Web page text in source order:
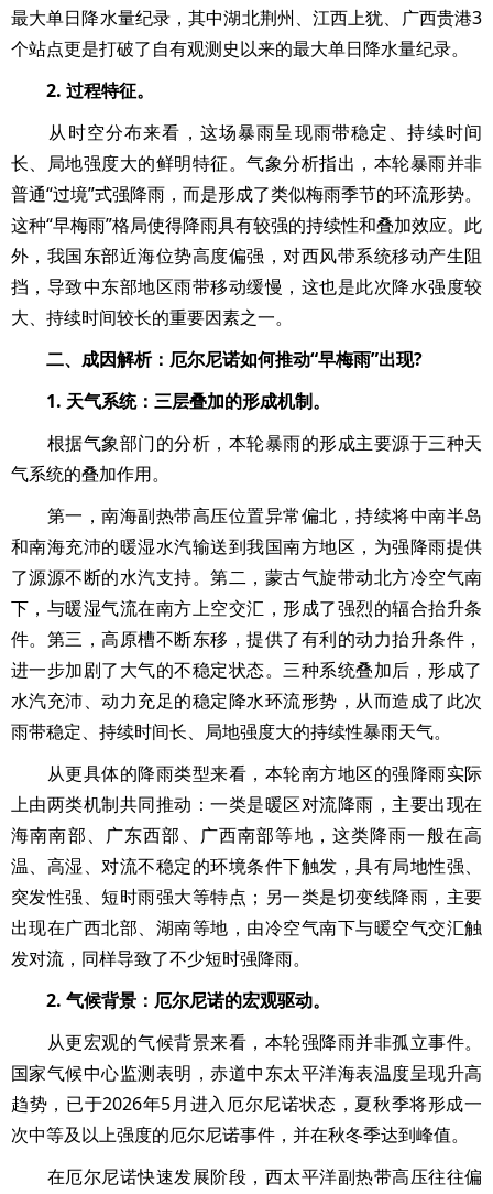
最大单日降水量纪录，其中湖北荆州、江西上犹、广西贵港3
个站点更是打破了自有观测史以来的最大单日降水量纪录。
2. 过程特征。
从时空分布来看，这场暴雨呈现雨带稳定、持续时间
长、局地强度大的鲜明特征。气象分析指出，本轮暴雨并非
普通“过境”式强降雨，而是形成了类似梅雨季节的环流形势。
这种“早梅雨”格局使得降雨具有较强的持续性和叠加效应。此
外，我国东部近海位势高度偏强，对西风带系统移动产生阻
挡，导致中东部地区雨带移动缓慢，这也是此次降水强度较
大、持续时间较长的重要因素之一。
二、成因解析：厄尔尼诺如何推动“早梅雨”出现?
1. 天气系统：三层叠加的形成机制。
根据气象部门的分析，本轮暴雨的形成主要源于三种天
气系统的叠加作用。
第一，南海副热带高压位置异常偏北，持续将中南半岛
和南海充沛的暖湿水汽输送到我国南方地区，为强降雨提供
了源源不断的水汽支持。第二，蒙古气旋带动北方冷空气南
下，与暖湿气流在南方上空交汇，形成了强烈的辐合抬升条
件。第三，高原槽不断东移，提供了有利的动力抬升条件，
进一步加剧了大气的不稳定状态。三种系统叠加后，形成了
水汽充沛、动力充足的稳定降水环流形势，从而造成了此次
雨带稳定、持续时间长、局地强度大的持续性暴雨天气。
从更具体的降雨类型来看，本轮南方地区的强降雨实际
上由两类机制共同推动：一类是暖区对流降雨，主要出现在
海南南部、广东西部、广西南部等地，这类降雨一般在高
温、高湿、对流不稳定的环境条件下触发，具有局地性强、
突发性强、短时雨强大等特点；另一类是切变线降雨，主要
出现在广西北部、湖南等地，由冷空气南下与暖空气交汇触
发对流，同样导致了不少短时强降雨。
2. 气候背景：厄尔尼诺的宏观驱动。
从更宏观的气候背景来看，本轮强降雨并非孤立事件。
国家气候中心监测表明，赤道中东太平洋海表温度呈现升高
趋势，已于2026年5月进入厄尔尼诺状态，夏秋季将形成一
次中等及以上强度的厄尔尼诺事件，并在秋冬季达到峰值。
在厄尔尼诺快速发展阶段，西太平洋副热带高压往往偏